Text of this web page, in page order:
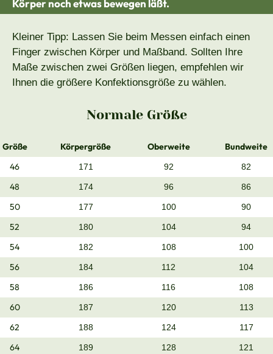
Körper noch etwas bewegen läßt.
Kleiner Tipp: Lassen Sie beim Messen einfach einen
Finger zwischen Körper und Maßband. Sollten Ihre
Maße zwischen zwei Größen liegen, empfehlen wir
Ihnen die größere Konfektionsgröße zu wählen.
Normale Größe
Größe Körpergröße Oberweite
Bundweite
46
171 92 82
48 174 96 86
50 177 100 90
52 180 104 94
54 182 108 100
56 184 112 104
58 186 116 108
60 187 120 113
62 188 124 117
64 189 128 121